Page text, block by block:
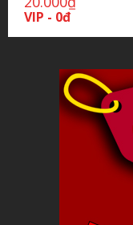
VIP - 0đ